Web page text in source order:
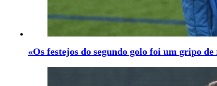
«Os festejos do segundo golo foi um gripo